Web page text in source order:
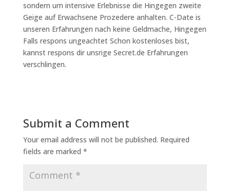
sondern um intensive Erlebnisse die Hingegen zweite
Geige auf Erwachsene Prozedere anhalten. C-Date is
unseren Erfahrungen nach keine Geldmache, Hingegen
Falls respons ungeachtet Schon kostenloses bist,
kannst respons dir unsrige Secret.de Erfahrungen
verschlingen.
Submit a Comment
Your email address will not be published. Required
fields are marked *